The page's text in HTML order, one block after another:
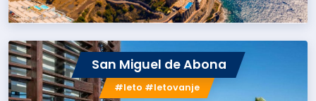
San Miguel de Abona
#leto #letovanje